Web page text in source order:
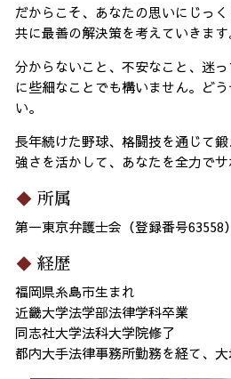
だからこそ、あなたの思いにじっ
共に最善の解決策を考えていきます
分からないこと、不安なこと、迷
に些細なことでも構いません。ど
い。
長年続けた野球、格闘技を通じて
強さを活かして、あなたを全力でサ
所属
第一東京弁護士会（登録番号63558）
経歴
福岡県糸島市生まれ
近畿大学法学部法律学科卒業
同志社大学法科大学院修了
都内大手法律事務所勤務を経て、